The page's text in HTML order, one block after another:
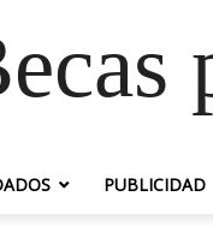
PUBLICIDAD